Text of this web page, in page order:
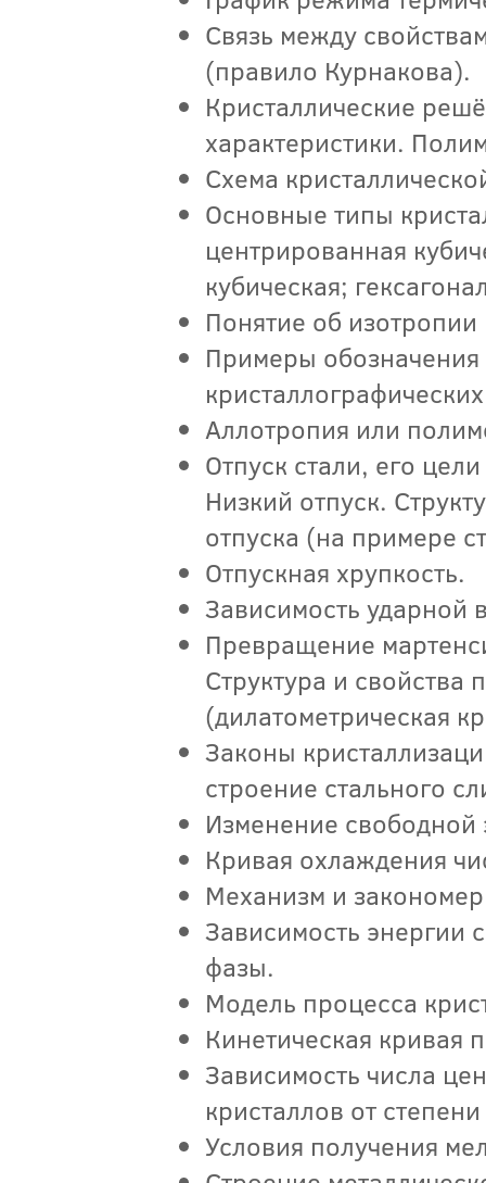
Связь между
(правило Курнакова).
Кристаллические
характеристики.
Схема
Основные типы
центрированная
кубическая;
Понятие об
Примеры обозначения
Аллотропия или
Отпуск стали, его
Низкий отпуск.
отпуска (на примере
Отпускная хрупкость.
Зависимость ударной
Превращение
Структура и свойства
(дилатометрическая
Законы
строение стального
Изменение свободной
Кривая охлаждения
Механизм и
Зависимость энергии
фазы.
Модель процесса
Кинетическая кривая
Зависимость числа
кристаллов от
Условия получения